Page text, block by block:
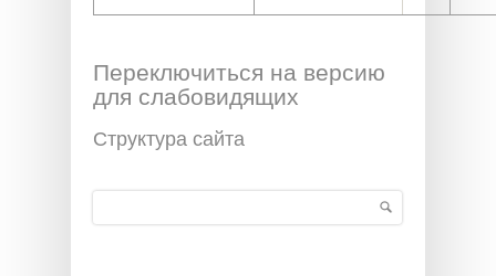
Переключиться на версию
для слабовидящих
Структура сайта
Поиск